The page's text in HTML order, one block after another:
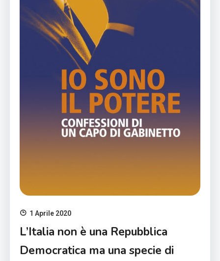
1 Aprile 2020
L’Italia non è una Repubblica
Democratica ma una specie di